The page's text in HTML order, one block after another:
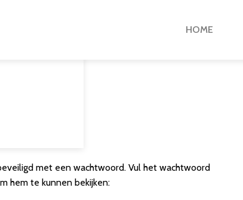
HOME
met een wachtwoord. Vul het wachtwoord
hem te kunnen bekijken: